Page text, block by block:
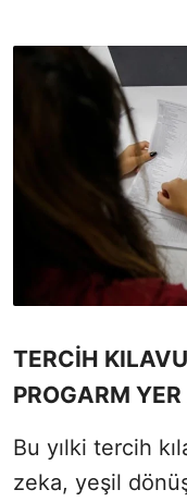
TERCİH
PROGARM
Bu yılki tercih
zeka, yeşil